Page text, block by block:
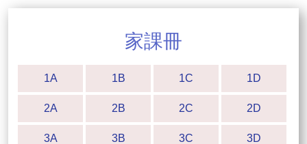
家課冊
1A 1B 1C 1D
2A 2B 2C 2D
3A 3B 3C 3D